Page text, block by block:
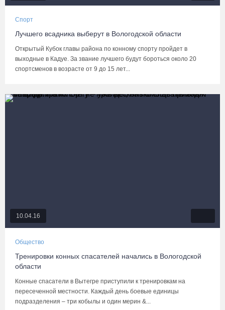
Спорт
Лучшего всадника выберут в Вологодской области
Открытый Кубок главы района по конному спорту пройдет в
выходные в Кадуе. За звание лучшего будут бороться около 20
спортсменов в возрасте от 9 до 15 лет...
10.04.16
Общество
Тренировки конных спасателей начались в Вологодской
области
Конные спасатели в Вытегре приступили к тренировкам на
пересеченной местности. Каждый день боевые единицы
подразделения – три кобылы и один мерин &...